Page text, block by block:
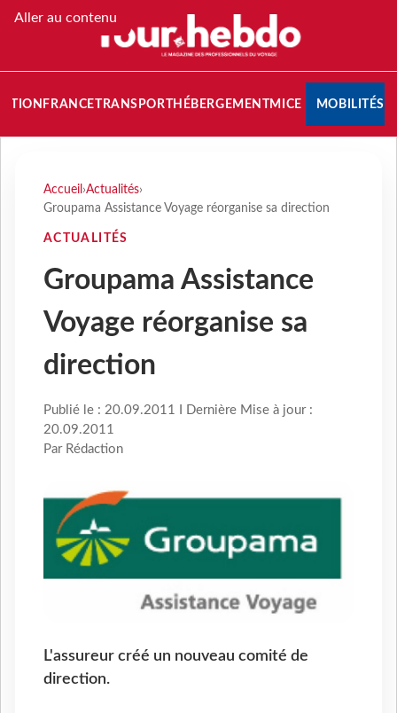
Aller au contenu
FRANCETRANSPORT HÉBERGEMENTMICE MOBILITÉS
Accueil ›Actualités›
Groupama Assistance Voyage réorganise sa direction
ACTUALITÉS
Groupama Assistance
Voyage réorganise sa
direction
Publié le : 20.09.2011 I Dernière Mise à jour :
20.09.2011
Par Rédaction
L'assureur créé un nouveau comité de
direction.